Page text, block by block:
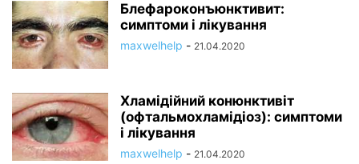
Блефароконъюнктивит:
симптоми і лікування
maxwelhelp - 21.04.2020
Хламідійний конюнктивіт
(офтальмохламідіоз): симптоми
і лікування
maxwelhelp - 21.04.2020